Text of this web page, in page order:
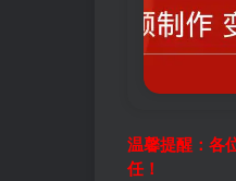
温馨提醒：各
任！